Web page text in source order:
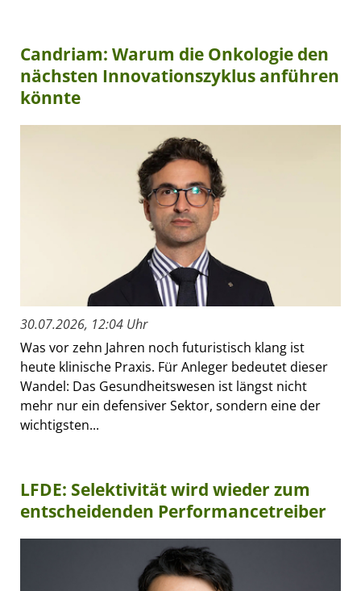
Candriam: Warum die Onkologie den
nächsten Innovationszyklus anführen
könnte
30.07.2026, 12:04 Uhr
Was vor zehn Jahren noch futuristisch klang ist
heute klinische Praxis. Für Anleger bedeutet dieser
Wandel: Das Gesundheitswesen ist längst nicht
mehr nur ein defensiver Sektor, sondern eine der
wichtigsten...
LFDE: Selektivität wird wieder zum
entscheidenden Performancetreiber